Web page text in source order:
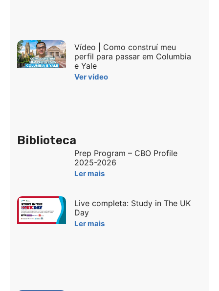
Vídeo | Como construí meu
perfil para passar em Columbia
e Yale
Ver vídeo
Biblioteca
Prep Program – CBO Profile
2025-2026
Ler mais
Live completa: Study in The UK
Day
Ler mais